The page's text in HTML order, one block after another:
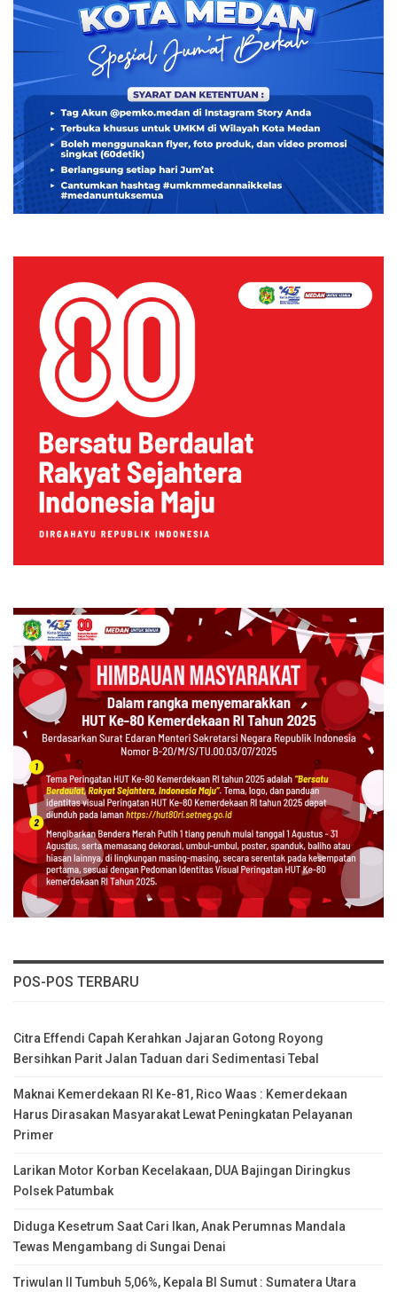
POS-POS TERBARU
Citra Effendi Capah Kerahkan Jajaran Gotong Royong
Bersihkan Parit Jalan Taduan dari Sedimentasi Tebal
Maknai Kemerdekaan RI Ke-81, Rico Waas : Kemerdekaan
Harus Dirasakan Masyarakat Lewat Peningkatan Pelayanan
Primer
Larikan Motor Korban Kecelakaan, DUA Bajingan Diringkus
Polsek Patumbak
Diduga Kesetrum Saat Cari Ikan, Anak Perumnas Mandala
Tewas Mengambang di Sungai Denai
Triwulan II Tumbuh 5,06%, Kepala BI Sumut : Sumatera Utara